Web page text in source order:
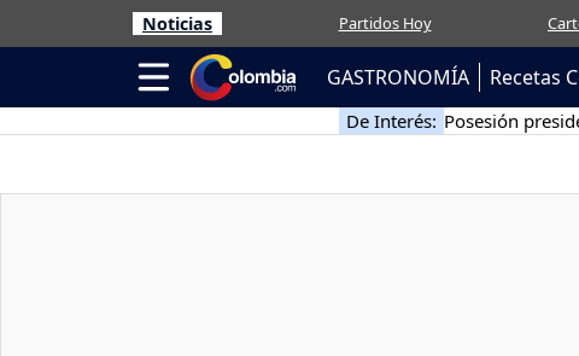
Noticias Partidos Hoy
GASTRONOMÍA Recetas
De Interés: Posesión